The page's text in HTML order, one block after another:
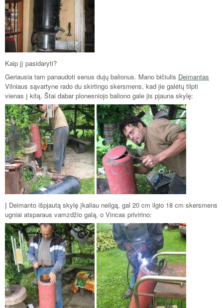
Kaip jį pasidaryti?
Geriausia tam panaudoti senus dujų balionus. Mano bičiulis Deimantas
Vilniaus sąvartyne rado du skirtingo skersmens, kad jie galėtų tilpti
vienas į kitą. Štai dabar plonesniojo baliono gale jis pjauna skylę:
Į Deimanto išpjautą skylę įkaliau neilgą, gal 20 cm ilgio 18 cm skersmens
ugniai atsparaus vamzdžio galą, o Vincas privirino: